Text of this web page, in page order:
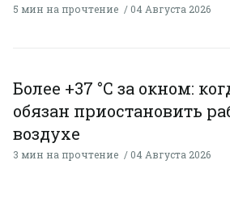
5 мин на прочтение 04 Августа 2026
Более +37 °C за окном:
обязан приостановить
воздухе
3 мин на прочтение 04 Августа 2026